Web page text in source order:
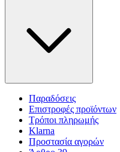
Παραδόσεις
Επιστροφές προϊόντων
Τρόποι πληρωμής
Klarna
Προστασία αγορών